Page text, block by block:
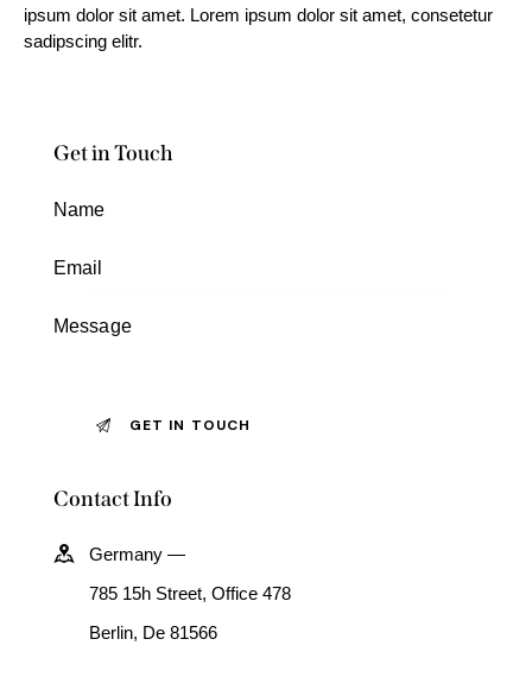
ipsum dolor sit amet. Lorem ipsum dolor sit amet, consetetur
sadipscing elitr.
Get in Touch
Contact Info
Germany —
785 15h Street, Office 478
Berlin, De 81566